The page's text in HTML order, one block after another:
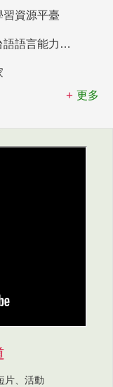
習資源平臺
臺灣台語語言能力認證網站
更多
片、活動